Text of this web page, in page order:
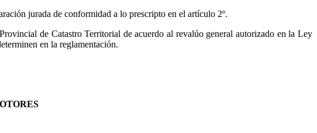
jurada de conformidad a lo prescripto en el artículo 2º.
de Catastro Territorial de acuerdo al revalúo general autorizado en la Ley
en la reglamentación.